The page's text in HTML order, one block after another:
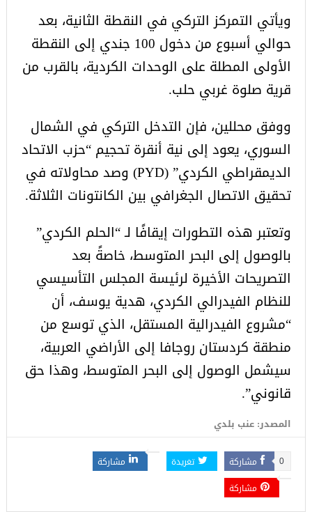
ويأتي التمركز التركي في النقطة الثانية، بعد
حوالي أسبوع من دخول 100 جندي إلى النقطة
الأولى المطلة على الوحدات الكردية، بالقرب من
قرية صلوة غربي حلب.
ووفق محللين، فإن التدخل التركي في الشمال
السوري، يعود إلى نية أنقرة تحجيم “حزب الاتحاد
الديمقراطي الكردي” (PYD) وصد محاولاته في
تحقيق الاتصال الجغرافي بين الكانتونات الثلاثة.
وتعتبر هذه التطورات إيقافًا لـ “الحلم الكردي”
بالوصول إلى البحر المتوسط، خاصةً بعد
التصريحات الأخيرة لرئيسة المجلس التأسيسي
للنظام الفيدرالي الكردي، هدية يوسف، أن
“مشروع الفيدرالية المستقل، الذي توسع من
منطقة كردستان روجافا إلى الأراضي العربية،
سيشمل الوصول إلى البحر المتوسط، وهذا حق
قانوني”.
المصدر: عنب بلدي
مشاركة 0 تغريدة
مشاركة
مشاركة